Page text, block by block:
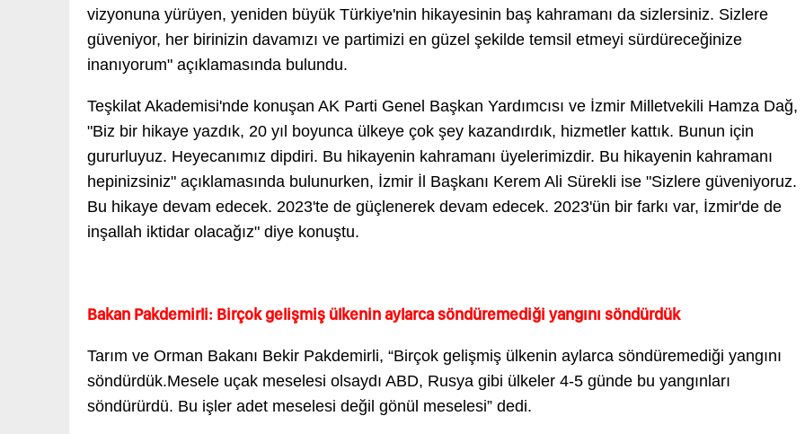
vizyonuna yürüyen, yeniden büyük Türkiye'nin hikayesinin baş kahramanı da sizlersiniz. Sizlere
güveniyor, her birinizin davamızı ve partimizi en güzel şekilde temsil etmeyi sürdüreceğinize
inanıyorum" açıklamasında bulundu.
Teşkilat Akademisi'nde konuşan AK Parti Genel Başkan Yardımcısı ve İzmir Milletvekili Hamza Dağ,
"Biz bir hikaye yazdık, 20 yıl boyunca ülkeye çok şey kazandırdık, hizmetler kattık. Bunun için
gururluyuz. Heyecanımız dipdiri. Bu hikayenin kahramanı üyelerimizdir. Bu hikayenin kahramanı
hepinizsiniz" açıklamasında bulunurken, İzmir İl Başkanı Kerem Ali Sürekli ise "Sizlere güveniyoruz.
Bu hikaye devam edecek. 2023'te de güçlenerek devam edecek. 2023'ün bir farkı var, İzmir'de de
inşallah iktidar olacağız" diye konuştu.
Bakan Pakdemirli: Birçok gelişmiş ülkenin aylarca söndüremediği yangını söndürdük
Tarım ve Orman Bakanı Bekir Pakdemirli, “Birçok gelişmiş ülkenin aylarca söndüremediği yangını
söndürdük.Mesele uçak meselesi olsaydı ABD, Rusya gibi ülkeler 4-5 günde bu yangınları
söndürürdü. Bu işler adet meselesi değil gönül meselesi” dedi.